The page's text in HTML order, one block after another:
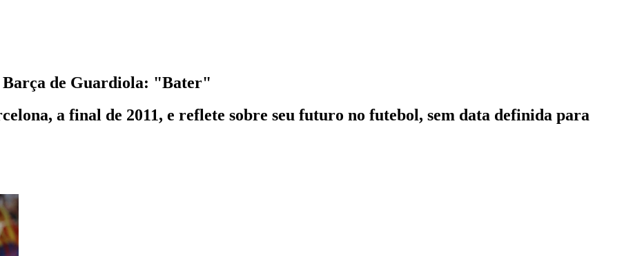
de Guardiola: "Bater"
a final de 2011, e reflete sobre seu futuro no futebol, sem data definida para